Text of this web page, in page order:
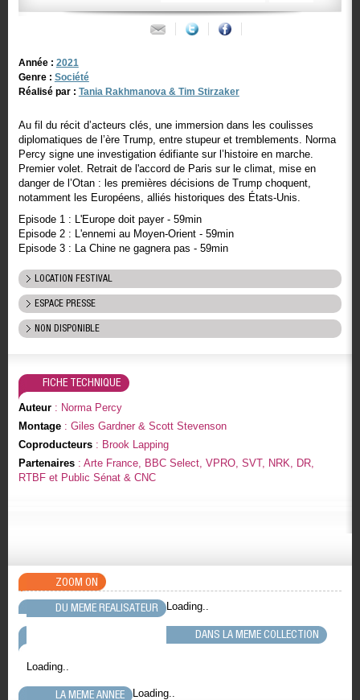
Année : 2021
Genre : Société
Réalisé par : Tania Rakhmanova & Tim Stirzaker
Au fil du récit d’acteurs clés, une immersion dans les coulisses
diplomatiques de l’ère Trump, entre stupeur et tremblements. Norma
Percy signe une investigation édifiante sur l’histoire en marche.
Premier volet. Retrait de l'accord de Paris sur le climat, mise en
danger de l’Otan : les premières décisions de Trump choquent,
notamment les Européens, alliés historiques des États-Unis.
Episode 1 : L'Europe doit payer - 59min
Episode 2 : L'ennemi au Moyen-Orient - 59min
Episode 3 : La Chine ne gagnera pas - 59min
LOCATION FESTIVAL
ESPACE PRESSE
NON DISPONIBLE
FICHE TECHNIQUE
Auteur: Norma Percy
Montage: Giles Gardner & Scott Stevenson
Coproducteurs: Brook Lapping
Partenaires: Arte France, BBC Select, VPRO, SVT, NRK, DR,
RTBF et Public Sénat & CNC
ZOOM ON
DU MEME REALISATEUR
Loading..
DANS LA MEME COLLECTION
Loading..
LA MEME ANNEE Loading..